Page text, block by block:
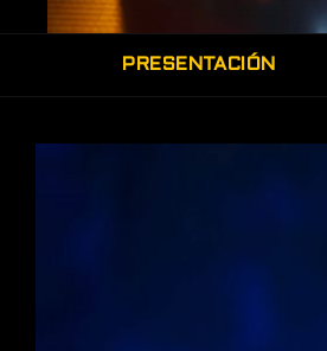
PRESENTACIÓN